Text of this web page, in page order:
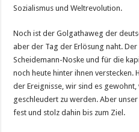
Sozialismus und Weltrevolution.
Noch ist der Golgathaweg der
aber der Tag der Erlösung naht.
Scheidemann-Noske und für die
noch heute hinter ihnen verstecken.
der Ereignisse, wir sind es
geschleudert zu werden. Aber
fest und stolz dahin bis zum Ziel.